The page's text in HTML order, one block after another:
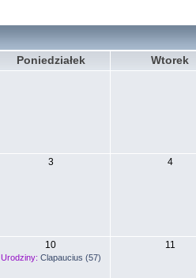
Poniedziałek Wtorek
3 4
10
Urodziny: Clapaucius (57)
11